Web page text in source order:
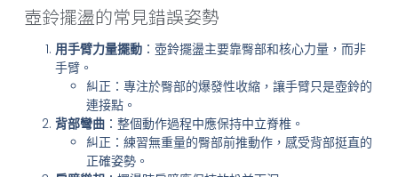
壺鈴擺盪的常見錯誤姿勢
用手臂力量擺動：壺鈴擺盪主要靠臀部和核心力量，而非
手臂。
糾正：專注於臀部的爆發性收縮，讓手臂只是壺鈴的
連接點。
背部彎曲：整個動作過程中應保持中立脊椎。
糾正：練習無重量的臀部前推動作，感受背部挺直的
正確姿勢。